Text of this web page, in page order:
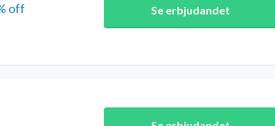
off
Se erbjudandet